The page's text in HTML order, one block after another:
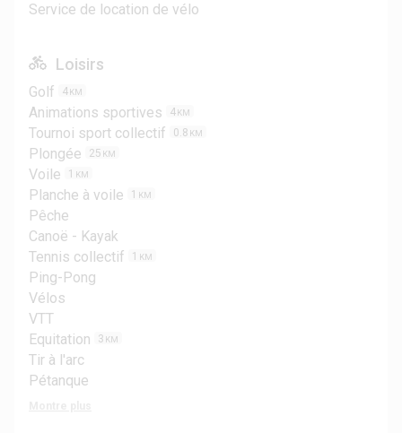
Service de location de vélo
Loisirs
Golf 4 KM
Animations sportives 4 KM
Tournoi sport collectif 0.8 KM
Plongée 25 KM
Voile 1 KM
Planche à voile 1 KM
Pêche
Canoë - Kayak
Tennis collectif
1 KM
Ping-Pong
Vélos
VTT
Equitation
3 KM
Tir à l'arc
Pétanque